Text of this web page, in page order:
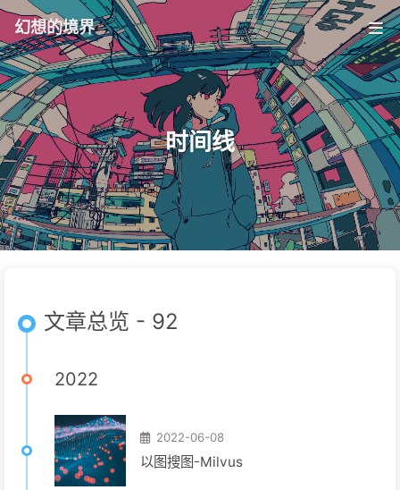
幻想的境界
时间线
文章总览 - 92
2022
2022-06-08
以图搜图-Milvus